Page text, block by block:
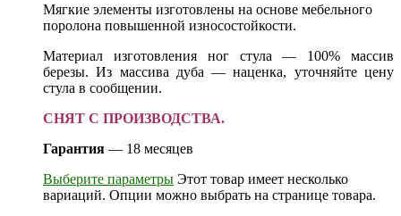
Мягкие элементы изготовлены на основе мебельного
поролона повышенной износостойкости.
Материал изготовления ног стула — 100% массив
березы. Из массива дуба — наценка, уточняйте цену
стула в сообщении.
СНЯТ С ПРОИЗВОДСТВА.
Гарантия — 18 месяцев
Выберите параметры Этот товар имеет несколько
вариаций. Опции можно выбрать на странице товара.